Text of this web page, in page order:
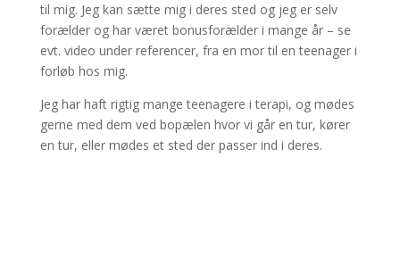
til mig. Jeg kan sætte mig i deres sted og jeg er selv
forælder og har været bonusforælder i mange år – se
evt. video under referencer, fra en mor til en teenager i
forløb hos mig.
Jeg har haft rigtig mange teenagere i terapi, og mødes
gerne med dem ved bopælen hvor vi går en tur, kører
en tur, eller mødes et sted der passer ind i deres.